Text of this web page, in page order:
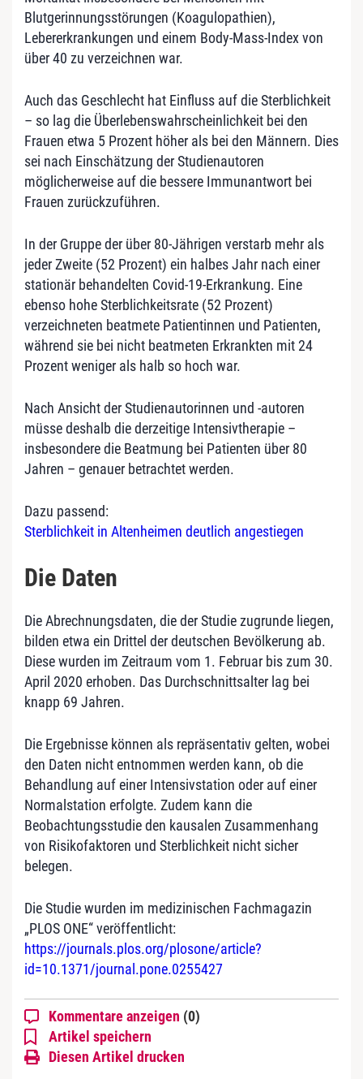
Blutgerinnungsstörungen (Koagulopathien),
Lebererkrankungen und einem Body-Mass-Index von
über 40 zu verzeichnen war.
Auch das Geschlecht hat Einfluss auf die Sterblichkeit
– so lag die Überlebenswahrscheinlichkeit bei den
Frauen etwa 5 Prozent höher als bei den Männern. Dies
sei nach Einschätzung der Studienautoren
möglicherweise auf die bessere Immunantwort bei
Frauen zurückzuführen.
In der Gruppe der über 80-Jährigen verstarb mehr als
jeder Zweite (52 Prozent) ein halbes Jahr nach einer
stationär behandelten Covid-19-Erkrankung. Eine
ebenso hohe Sterblichkeitsrate (52 Prozent)
verzeichneten beatmete Patientinnen und Patienten,
während sie bei nicht beatmeten Erkrankten mit 24
Prozent weniger als halb so hoch war.
Nach Ansicht der Studienautorinnen und -autoren
müsse deshalb die derzeitige Intensivtherapie –
insbesondere die Beatmung bei Patienten über 80
Jahren – genauer betrachtet werden.
Dazu passend:
Sterblichkeit in Altenheimen deutlich angestiegen
Die Daten
Die Abrechnungsdaten, die der Studie zugrunde liegen,
bilden etwa ein Drittel der deutschen Bevölkerung ab.
Diese wurden im Zeitraum vom 1. Februar bis zum 30.
April 2020 erhoben. Das Durchschnittsalter lag bei
knapp 69 Jahren.
Die Ergebnisse können als repräsentativ gelten, wobei
den Daten nicht entnommen werden kann, ob die
Behandlung auf einer Intensivstation oder auf einer
Normalstation erfolgte. Zudem kann die
Beobachtungsstudie den kausalen Zusammenhang
von Risikofaktoren und Sterblichkeit nicht sicher
belegen.
Die Studie wurden im medizinischen Fachmagazin
„PLOS ONE“ veröffentlicht:
https://journals.plos.org/plosone/article?
id=10.1371/journal.pone.0255427
Kommentare anzeigen (0)
Artikel speichern
Diesen Artikel drucken